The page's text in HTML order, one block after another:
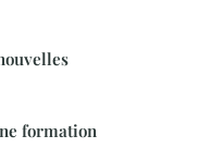
formation